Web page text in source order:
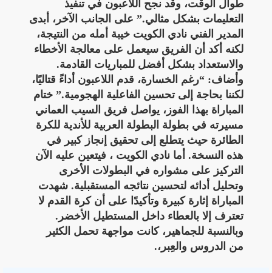
طوال الوقت، وقد نجح اللاعبون في تنفيذ
التعليمات بشكل مثالي.” على الجانب الآخر، أبدى
المدير الفني نادي الكويت خيبة أمله من النتيجة،
لكنه أكد أن الفريق سيعمل على معالجة الأخطاء
والاستعداد بشكل أفضل للمباريات القادمة.
وأضاف: “رغم الخسارة، قدم اللاعبون أداءً قتاليًا،
لكننا بحاجة إلى تحسين الفاعلية الهجومية.” ختام
المباراة بهذا الفوز، يواصل فريق السيب العماني
مسيرته في بطولة البطولة العربية للأندية للكرة
الطائرة حيث يتطلع إلى تحقيق إنجاز كبير في
هذه النسخة. أما نادي الكويت ، فيتعين عليه الآن
التركيز على مشواره في البطولات الأخرى
وتحليل أدائه لتحسين نتائجه المستقبلية. شهدت
المباراة إثارة كبيرة وتأكيدًا على أن كرة القدم لا
تعترف إلا بالعطاء داخل المستطيل الأخضر.
وبالنسبة للجماهير، كانت مواجهة تحمل الكثير
من الدروس والعِبر،.